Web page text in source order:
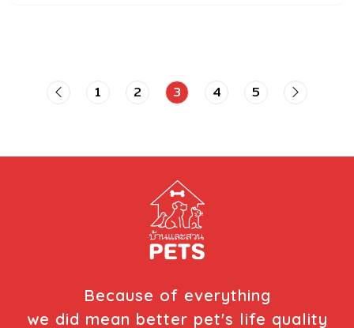
โรคอ้วนสัตว์เลี้ยง (Pet Obesity Day) เนื่องจาก เล็งเห็น
ความสำคัญของการดูแลสุขภาพสัตว์เลี้ยง และต้องการสร้าง
ยืนยาว ศ.ดร.วิเลิศ ภูริวัชร อธิการบดี จุฬาฯ ได้กล่าวถึงความ
สำคัญของปัญหาโรคอ้วนในสัตว์เลี้ยง ซึ่งเป็นปัญหาที่อาจถูก
มองข้าม แต่มีผลกระทบต่อสุขภาพและคุณภาพชีวิตของสัตว์ใน
ระยะยาว โดยโรคอ้วนเป็นปัจจัยเสี่ยงที่สำคัญต่อโรคร้ายแรง เช่น
โรคหัวใจ โรคข้อเสื่อม และโรคเบาหวาน ซึ่งนอกจากจะส่งผลกระ
ทบต่อสัตว์เลี้ยงแล้ว ยังเพิ่มภาระค่าใช้จ่ายในการดูแลรักษาให้กับ
พยาบาลสัตว์เล็ก คณะสัตวแพทยศาสตร์ จุฬาฯ ภายในงาน มี
การบรรยายให้ความรู้จากคณาจารย์ และสัตวแพทย์ผู้เชี่ยวชาญ
1 2 3 4 5
Because of everything
we did mean better pet's life quality